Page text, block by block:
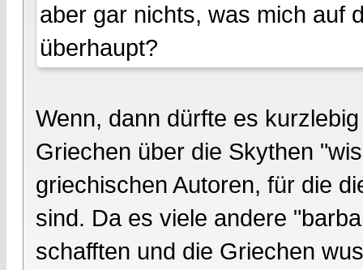
aber gar nichts, was mich auf
überhaupt?
Wenn, dann dürfte es
Griechen über die Skythen
griechischen Autoren, für die
sind. Da es viele andere
schafften und die Griechen